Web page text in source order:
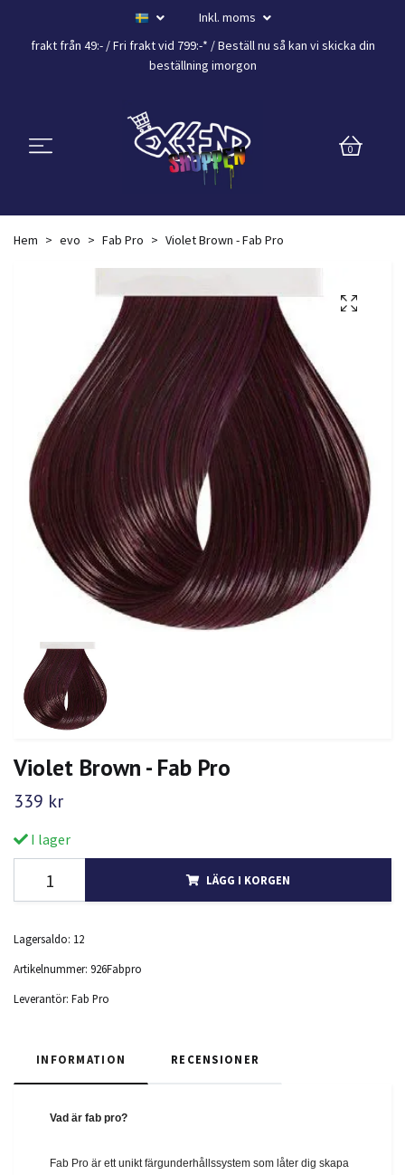
Inkl. moms
frakt från 49:- /Fri frakt vid 799:-* / Beställ nu så kan vi skicka din
beställning imorgon
0
Hem evo Fab Pro Violet Brown - Fab Pro
Violet Brown - Fab Pro
339 kr
I lager
LÄGG I KORGEN
Lagersaldo: 12
Artikelnummer: 926Fabpro
Leverantör: Fab Pro
INFORMATION RECENSIONER
Vad är fab pro?
Fab Pro är ett unikt färgunderhållssystem som låter dig skapa